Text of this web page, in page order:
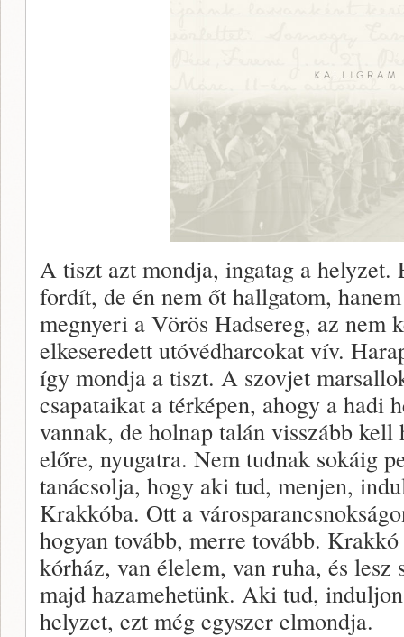
A tiszt azt mondja, ingatag a helyzet.
fordít, de én nem őt hallgatom,
megnyeri a Vörös Hadsereg, az nem
elkeseredett utóvédharcokat vív.
így mondja a tiszt. A szovjet
csapataikat a térképen, ahogy a hadi
vannak, de holnap talán visszább
előre, nyugatra. Nem tudnak sokáig
tanácsolja, hogy aki tud, menjen,
Krakkóba. Ott a
hogyan tovább, merre tovább.
kórház, van élelem, van ruha, és
majd hazamehetünk. Aki tud,
helyzet, ezt még egyszer elmondja.